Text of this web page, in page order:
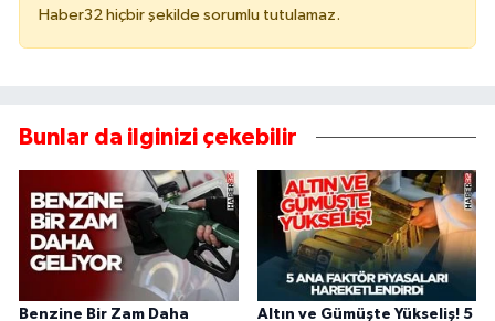
Haber32 hiçbir şekilde sorumlu tutulamaz.
Bunlar da ilginizi çekebilir
Benzine Bir Zam Daha Altın ve Gümüşte Yükseliş! 5